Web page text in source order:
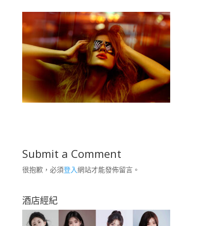
Submit a Comment
很抱歉，必須登入網站才能發佈留言。
酒店經紀